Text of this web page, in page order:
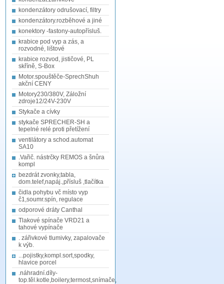
kondenzátory odrušovací, filtry
kondenzátory.rozběhové a jiné
konektory -fastony-autopřísluš.
krabice pod vyp a zás, a
rozvodné, lištové
krabice rozvod, jističové, PL
skříně, S-Box
Motor.spouštěče-SprechShuh
akční CENY
Motory230/380V, Záložní
zdroje12/24V-230V
Stykače a cívky
stykače SPRECHER-SH a
tepelné relé proti přetížení
ventilátory a schod.automat
SA10
.Vařič. nástrčky REMOS a šnůra
kompl
bezdrát zvonky,tabla,
dom.telef,napáj.,přísluš ,tlačítka
čidla pohybu vč místo vyp
č1,soumr.spín, regulace
odporové dráty Canthal
Tlakové spínače VRD21 a
tahové vypínače
. zářivkové tlumivky, zapalovače
k výb.
...pojistky,kompl.sort,spodky,
hlavice porcel
.náhradní.díly-
top.těl.kotle,boilery,termost,snímače,